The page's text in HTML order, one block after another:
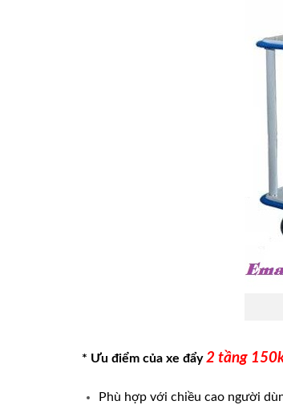
* Ưu điểm của xe đẩy2 tầng
Phù hợp với chiều cao người